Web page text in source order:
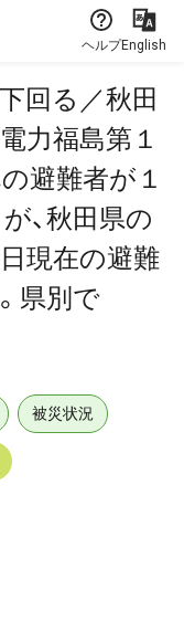
ヘルプEnglish
回る／秋田
力福島第１
避難者が１
、秋田県の
現在の避難
県別で
被災状況